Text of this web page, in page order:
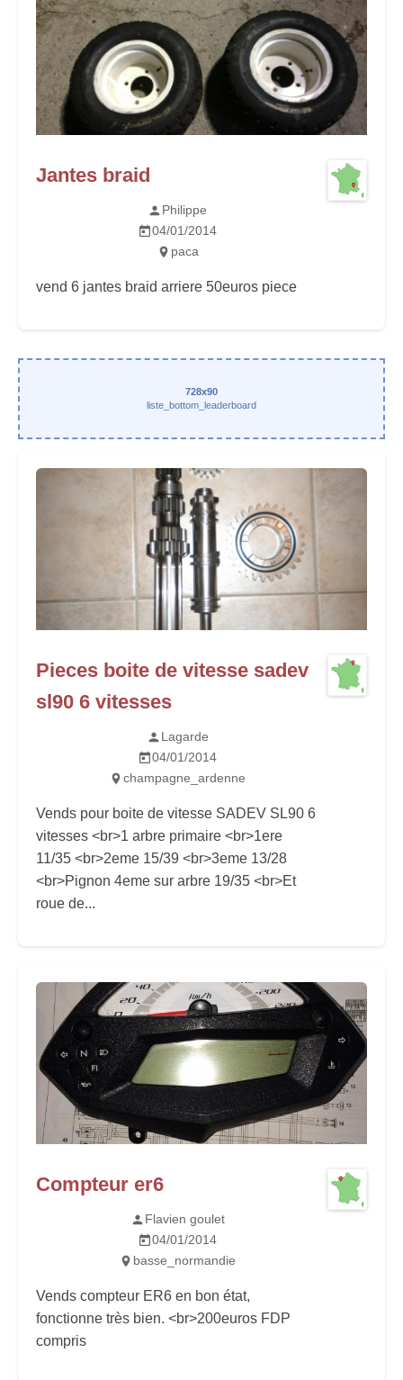
Jantes braid
Philippe
04/01/2014
paca
vend 6 jantes braid arriere 50euros piece
728x90
liste_bottom_leaderboard
Pieces boite de vitesse sadev
sl90 6 vitesses
Lagarde
04/01/2014
champagne_ardenne
Vends pour boite de vitesse SADEV SL90 6
vitesses <br>1 arbre primaire <br>1ere
11/35 <br>2eme 15/39 <br>3eme 13/28
<br>Pignon 4eme sur arbre 19/35 <br>Et
roue de...
Compteur er6
Flavien goulet
04/01/2014
basse_normandie
Vends compteur ER6 en bon état,
fonctionne très bien. <br>200euros FDP
compris